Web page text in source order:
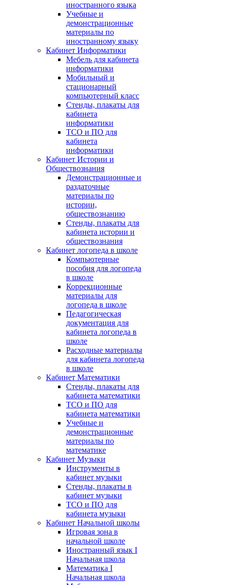
иностранного языка
Учебные и
демонстрационные
материалы по
иностранному языку
Кабинет Информатики
Мебель для кабинета
информатики
Мобильный и
стационарный
компьютерный класс
Стенды, плакаты для
кабинета
информатики
ТСО и ПО для
кабинета
информатики
Кабинет Истории и
Обществознания
Демонстрационные и
раздаточные
материалы по
истории,
обществознанию
Стенды, плакаты для
кабинета истории и
обществознания
Кабинет логопеда в школе
Компьютерные
пособия для логопеда
в школе
Коррекционные
материалы для
логопеда в школе
Педагогическая
документация для
кабинета логопеда в
школе
Расходные материалы
для кабинета логопеда
в школе
Кабинет Математики
Стенды, плакаты для
кабинета математики
ТСО и ПО для
кабинета математики
Учебные и
демонстрационные
материалы по
математике
Кабинет Музыки
Инструменты в
кабинет музыки
Стенды, плакаты в
кабинет музыки
ТСО и ПО для
кабинета музыки
Кабинет Начальной школы
Игровая зона в
начальной школе
Иностранный язык I
Начальная школа
Математика I
Начальная школа